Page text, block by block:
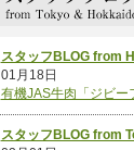
スタッフBLOG from
01月18日
有機JAS牛肉「ジビー
スタッフBLOG from